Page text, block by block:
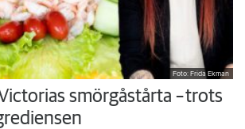
Foto: Frida Ekman
smörgåstårta – trots